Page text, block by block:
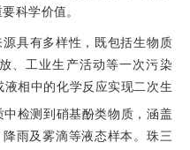
科学价值。
具有多样性，既包括生物质
、工业生产活动等一次污染
相中的化学反应实现二次生
检测到硝基酚类物质，涵盖
雨及雾滴等液态样本。珠三